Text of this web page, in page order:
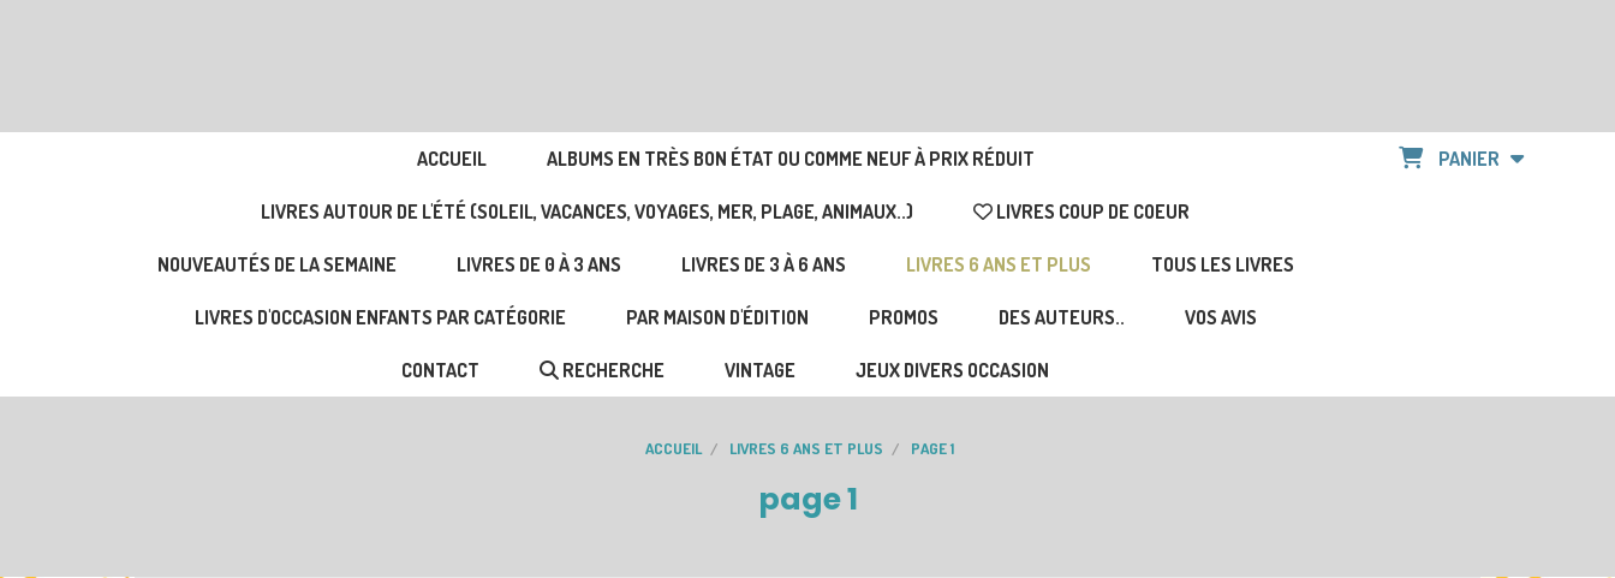
ACCUEIL ALBUMS EN TRÈS BON ÉTAT OU COMME NEUF À PRIX RÉDUIT
LIVRES AUTOUR DE L'ÉTÉ (SOLEIL, VACANCES, VOYAGES, MER, PLAGE, ANIMAUX..) LIVRES COUP DE COEUR
NOUVEAUTÉS DE LA SEMAINE LIVRES DE 0 À 3 ANS LIVRES DE 3 À 6 ANS LIVRES 6 ANS ET PLUS TOUS LES LIVRES
LIVRES D'OCCASION ENFANTS PAR CATÉGORIE PAR MAISON D'ÉDITION PROMOS DES AUTEURS.. VOS AVIS
CONTACT RECHERCHE VINTAGE JEUX DIVERS OCCASION
PANIER
ACCUEIL LIVRES 6 ANS ET PLUS PAGE 1
page 1